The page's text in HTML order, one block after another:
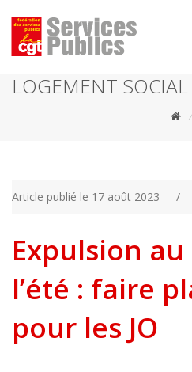
LOGEMENT SOCIAL
/
Article publié le 17 août 2023 /
Expulsion
l’été : faire
pour les JO